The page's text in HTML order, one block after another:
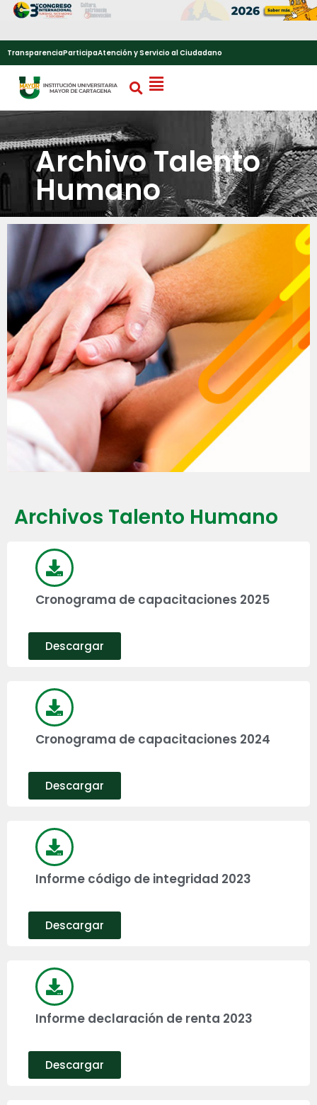
TransparenciaParticipaAtención y Servicio al Ciudadano
Archivo Talento
Humano
Archivos Talento Humano
Cronograma de capacitaciones 2025
Descargar
Cronograma de capacitaciones 2024
Descargar
Informe código de integridad 2023
Descargar
Informe declaración de renta 2023
Descargar